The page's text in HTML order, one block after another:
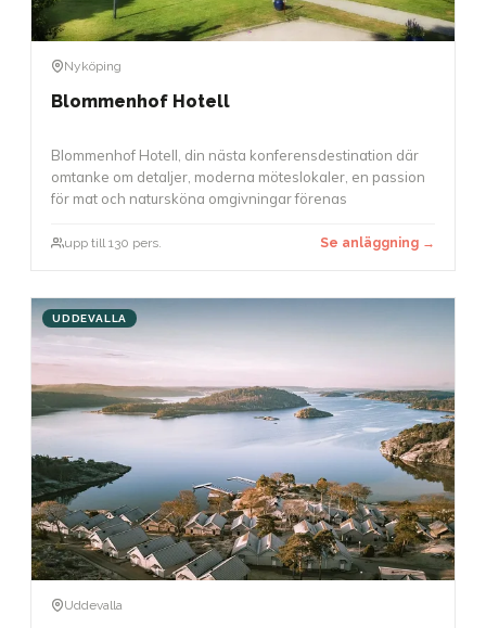
Nyköping
Blommenhof Hotell
Blommenhof Hotell, din nästa konferensdestination där
omtanke om detaljer, moderna möteslokaler, en passion
för mat och natursköna omgivningar förenas
upp till 130 pers. Se anläggning →
UDDEVALLA
Uddevalla